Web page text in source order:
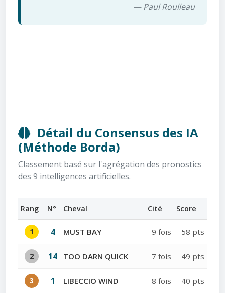
— Paul Roulleau
Détail du Consensus des IA
(Méthode Borda)
Classement basé sur l'agrégation des pronostics
des 9 intelligences artificielles.
Rang N° Cheval Cité Score
1 4 MUST BAY 9 fois 58 pts
2 14 TOO DARN QUICK 7 fois 49 pts
3 1 LIBECCIO WIND 8 fois 40 pts